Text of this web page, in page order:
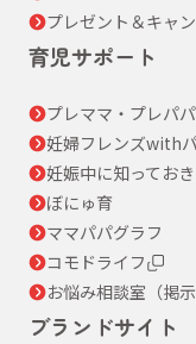
プレゼント＆キャ
育児サポート
プレママ・プレパ
妊婦フレンズwith
妊娠中に知ってお
ぼにゅ育
ママパパグラフ
コモドライフ
お悩み相談室（掲示
ブランドサイト